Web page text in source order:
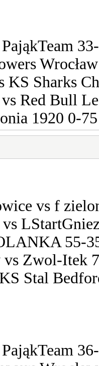
KS Sharks
Red Bull
1920 0-75
vs f
55-
vs Zwol-Itek
Stal